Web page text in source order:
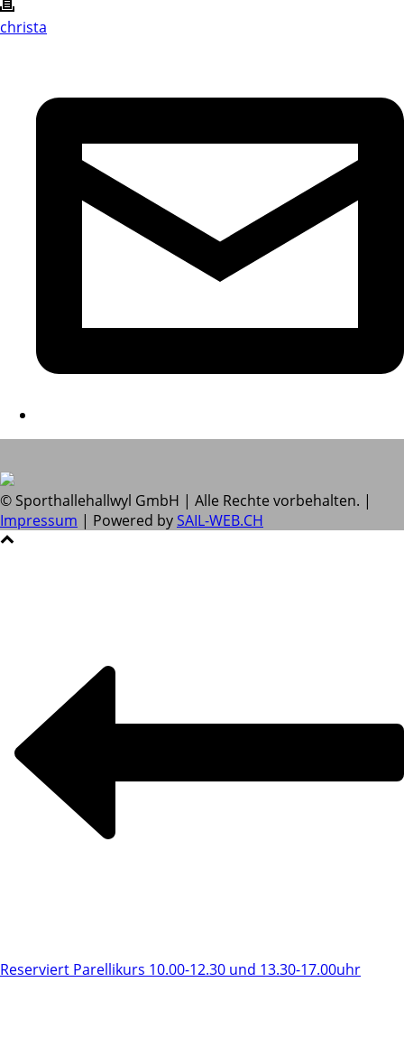
christa
© Sporthallehallwyl GmbH | Alle Rechte vorbehalten. |
Impressum | Powered by SAIL-WEB.CH
Reserviert Parellikurs 10.00-12.30 und 13.30-17.00uhr